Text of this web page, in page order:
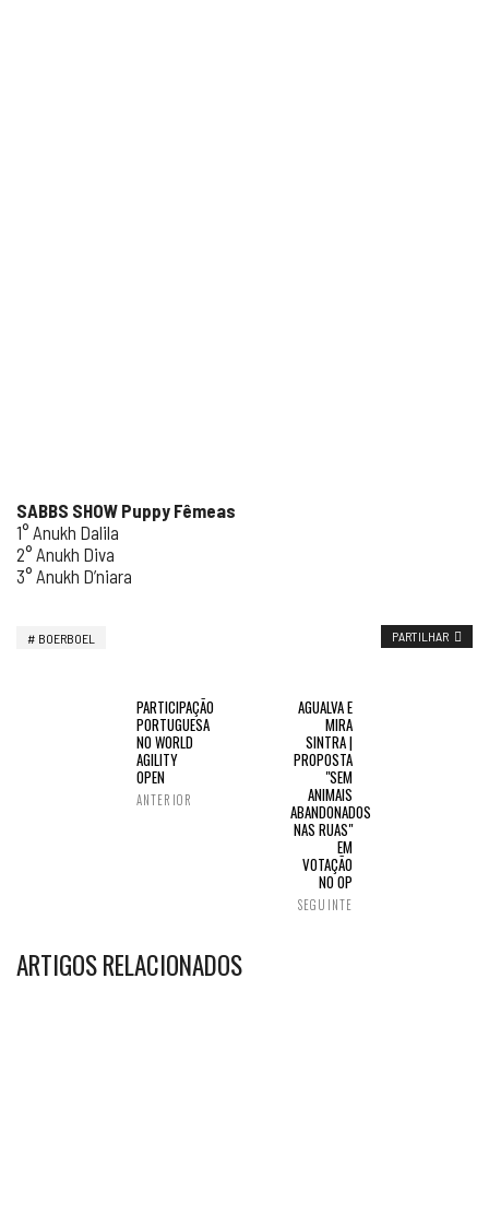
SABBS SHOW Puppy Fêmeas
1° Anukh Dalila
2° Anukh Diva
3° Anukh D’niara
BOERBOEL PARTILHAR
PARTICIPAÇÃO
PORTUGUESA
NO WORLD
AGILITY
OPEN
ANTERIOR
AGUALVA E
MIRA
SINTRA |
PROPOSTA
"SEM
ANIMAIS
ABANDONADOS
NAS RUAS"
EM
VOTAÇÃO
NO OP
SEGUINTE
ARTIGOS RELACIONADOS